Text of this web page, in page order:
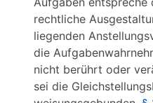
rechtliche
liegenden
die
nicht berührt oder
sei die